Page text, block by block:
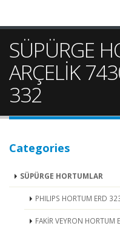
SÜPÜRGE
ARÇELİK
332
Categories
SÜPÜRGE HORTUMLAR
PHILIPS HORTUM ERD
FAKİR VEYRON HORTUM